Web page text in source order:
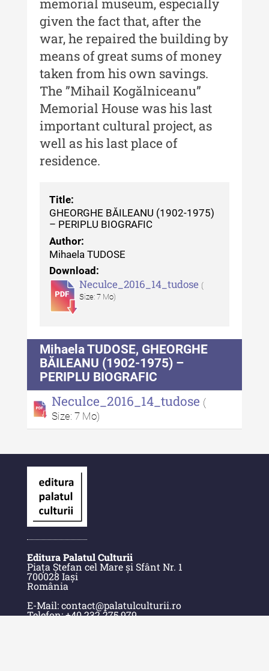
Buletinul Centrului de Cercetare
și Conservare-Restaurare a
Patrimoniului - 2019
Indexul Complet
MediCult - Revista de mediere
culturală
MediCult - Revista de mediere
culturală IV (2025)
culturală III (2024)
MediCult - Revista de mediere
culturală II (2023)
Indexul Complet
Acta Pangratia
Acta Pangratia II (2024)
Acta Pangratia III (2025)
Indexul Complet
Alte publicatii, cataloage, volume de
Indexul Complet
Informații Utile
Despre Editură
Indexul Publicațiilor
memorial museum, especially
given the fact that, after the
war, he repaired the building by
means of great sums of money
taken from his own savings.
The ”Mihail Kogălniceanu”
Memorial House was his last
important cultural project, as
well as his last place of
residence.
Title:
GHEORGHE BĂILEANU (1902-1975)
– PERIPLU BIOGRAFIC
Author:
Mihaela TUDOSE
Download:
Neculce_2016_14_tudose (
Size: 7 Mo)
Mihaela TUDOSE, GHEORGHE
BĂILEANU (1902-1975) –
PERIPLU BIOGRAFIC
Neculce_2016_14_tudose (
Size: 7 Mo)
Editura Palatul Culturii
Piața Ștefan cel Mare și Sfânt Nr. 1
700028 Iași
România
E-Mail: contact@palatulculturii.ro
Telefon: +40.232.275.979